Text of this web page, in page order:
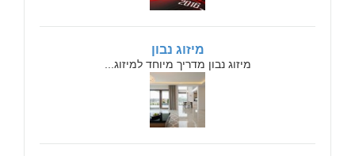
מיזוג נבון
מיזוג נבון מדריך מיוחד למיזוג...